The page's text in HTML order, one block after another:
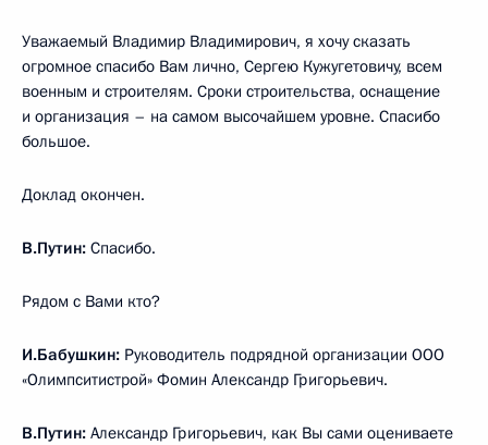
Уважаемый Владимир Владимирович, я хочу сказать
огромное спасибо Вам лично, Сергею Кужугетовичу, всем
военным и строителям. Сроки строительства, оснащение
и организация – на самом высочайшем уровне. Спасибо
большое.
Доклад окончен.
В.Путин: Спасибо.
Рядом с Вами кто?
И.Бабушкин: Руководитель подрядной организации ООО
«Олимпситистрой» Фомин Александр Григорьевич.
В.Путин: Александр Григорьевич, как Вы сами оцениваете